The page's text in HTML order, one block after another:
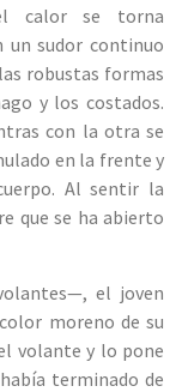
calor se torna
un sudor continuo
robustas formas
y los costados.
con la otra se
en la frente y
Al sentir la
que se ha abierto
el joven
moreno de su
volante y lo pone
terminado de